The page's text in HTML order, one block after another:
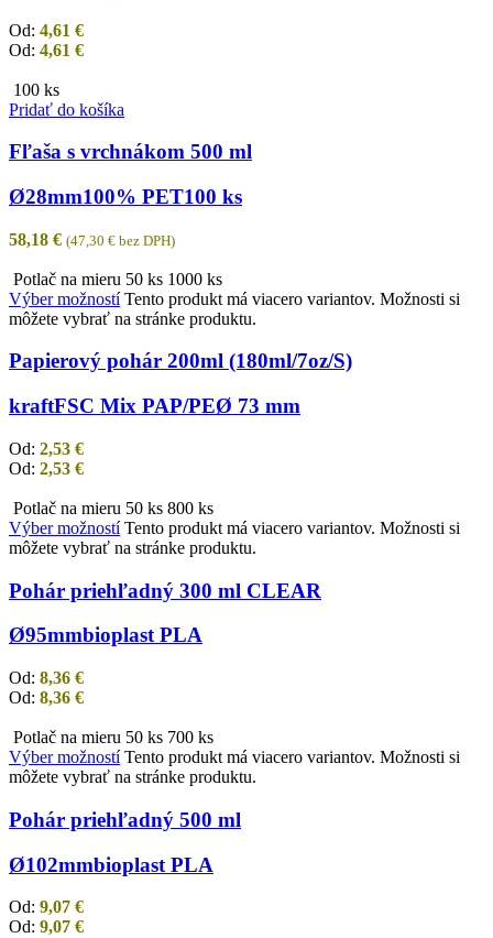
Od: 4,61 €
Od: 4,61 €
100 ks
Pridať do košíka
Fľaša s vrchnákom 500 ml
Ø28mm100% PET100 ks
58,18 € (47,30 € bez DPH)
Potlač na mieru 50 ks 1000 ks
Výber možností Tento produkt má viacero variantov. Možnosti si
môžete vybrať na stránke produktu.
Papierový pohár 200ml (180ml/7oz/S)
kraftFSC Mix PAP/PEØ 73 mm
Od: 2,53 €
Od: 2,53 €
Potlač na mieru 50 ks 800 ks
Výber možností Tento produkt má viacero variantov. Možnosti si
môžete vybrať na stránke produktu.
Pohár priehľadný 300 ml CLEAR
Ø95mmbioplast PLA
Od: 8,36 €
Od: 8,36 €
Potlač na mieru 50 ks 700 ks
Výber možností Tento produkt má viacero variantov. Možnosti si
môžete vybrať na stránke produktu.
Pohár priehľadný 500 ml
Ø102mmbioplast PLA
Od: 9,07 €
Od: 9,07 €